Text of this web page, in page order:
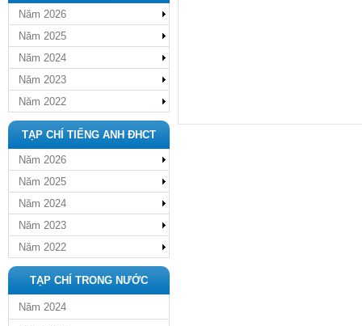
Năm 2026
Năm 2025
Năm 2024
Năm 2023
Năm 2022
TẠP CHÍ TIẾNG ANH ĐHCT
Năm 2026
Năm 2025
Năm 2024
Năm 2023
Năm 2022
TẠP CHÍ TRONG NƯỚC
Năm 2024